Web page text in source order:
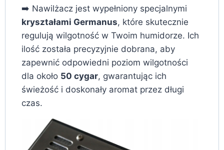
➡️ Nawilżacz jest wypełniony specjalnymi
kryształami Germanus, które skutecznie
regulują wilgotność w Twoim humidorze. Ich
ilość została precyzyjnie dobrana, aby
zapewnić odpowiedni poziom wilgotności
dla około 50 cygar, gwarantując ich
świeżość i doskonały aromat przez długi
czas.